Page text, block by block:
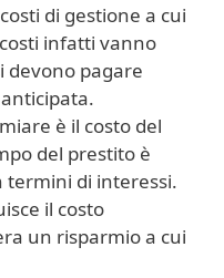
di gestione a cui
infatti vanno
devono pagare
è il costo del
del prestito è
termini di interessi.
il costo
un risparmio a cui